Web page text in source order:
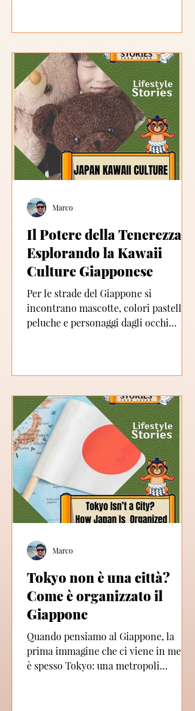
Il Potere della Tenerezza:
Esplorando la Kawaii
Culture Giapponese
Per le strade del Giappone si
incontrano mascotte, colori pastello,
peluche e personaggi dagli occhi
Marco
Tokyo non è una città?
Come è organizzato il
Giappone
Quando pensiamo al Giappone, la
prima immagine che ci viene in mente
è spesso Tokyo: una metropoli
Marco